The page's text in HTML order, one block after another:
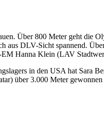
Über 800 Meter geht
DLV-Sicht spannend.
Hanna Klein (LAV
in den USA hat Sara
über 3.000 Meter